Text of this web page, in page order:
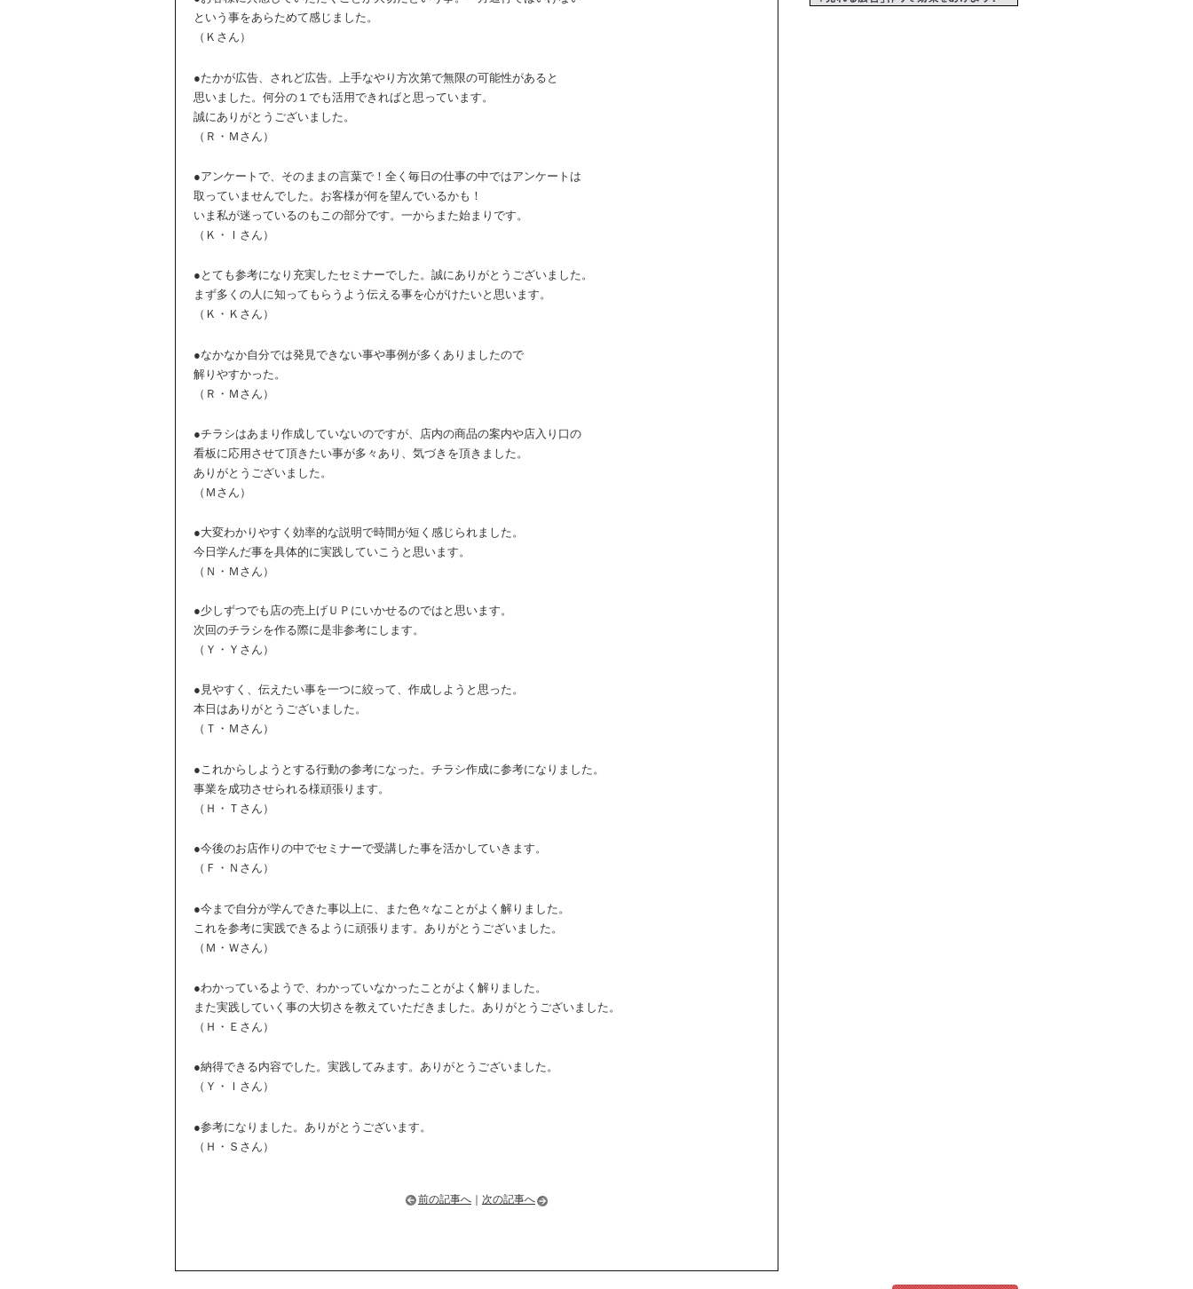
という事をあらためて感じました。
（Ｋさん）
●たかが広告、されど広告。上手なやり方次第で無限の可能性があると
思いました。何分の１でも活用できればと思っています。
誠にありがとうございました。
（Ｒ・Ｍさん）
●アンケートで、そのままの言葉で！全く毎日の仕事の中ではアンケートは
取っていませんでした。お客様が何を望んでいるかも！
いま私が迷っているのもこの部分です。一からまた始まりです。
（Ｋ・Ｉさん）
●とても参考になり充実したセミナーでした。誠にありがとうございました。
まず多くの人に知ってもらうよう伝える事を心がけたいと思います。
（Ｋ・Ｋさん）
●なかなか自分では発見できない事や事例が多くありましたので
解りやすかった。
（Ｒ・Ｍさん）
●チラシはあまり作成していないのですが、店内の商品の案内や店入り口の
看板に応用させて頂きたい事が多々あり、気づきを頂きました。
ありがとうございました。
（Ｍさん）
●大変わかりやすく効率的な説明で時間が短く感じられました。
今日学んだ事を具体的に実践していこうと思います。
（Ｎ・Ｍさん）
●少しずつでも店の売上げＵＰにいかせるのではと思います。
次回のチラシを作る際に是非参考にします。
（Ｙ・Ｙさん）
●見やすく、伝えたい事を一つに絞って、作成しようと思った。
本日はありがとうございました。
（Ｔ・Ｍさん）
●これからしようとする行動の参考になった。チラシ作成に参考になりました。
事業を成功させられる様頑張ります。
（Ｈ・Ｔさん）
●今後のお店作りの中でセミナーで受講した事を活かしていきます。
（Ｆ・Ｎさん）
●今まで自分が学んできた事以上に、また色々なことがよく解りました。
これを参考に実践できるように頑張ります。ありがとうございました。
（Ｍ・Ｗさん）
●わかっているようで、わかっていなかったことがよく解りました。
また実践していく事の大切さを教えていただきました。ありがとうございました。
（Ｈ・Ｅさん）
●納得できる内容でした。実践してみます。ありがとうございました。
（Ｙ・Ｉさん）
●参考になりました。ありがとうございます。
（Ｈ・Ｓさん）
前の記事へ 次の記事へ